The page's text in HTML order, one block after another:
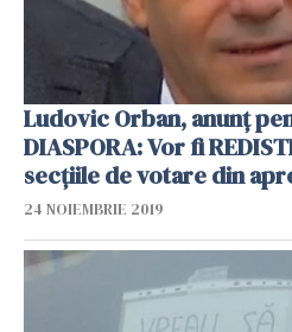
Ludovic Orban, anunț
DIASPORA: Vor fi
secțiile de votare din
24 NOIEMBRIE 2019